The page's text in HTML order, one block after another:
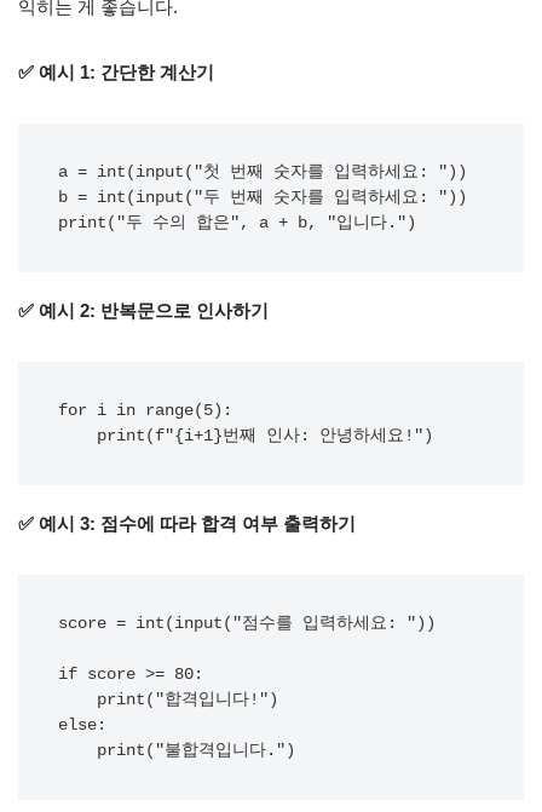
익히는 게 좋습니다.
✅ 예시 1: 간단한 계산기
a = int(input("첫 번째 숫자를 입력하세요: "))
b = int(input("두 번째 숫자를 입력하세요: "))
✅ 예시 2: 반복문으로 인사하기
for i in range(5):
✅ 예시 3: 점수에 따라 합격 여부 출력하기
score = int(input("점수를 입력하세요: "))
if score >= 80:
else: